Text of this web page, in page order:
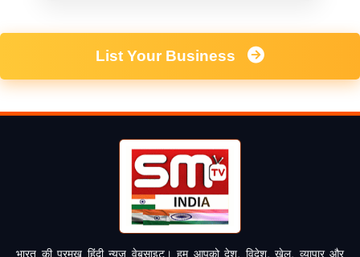
List Your Business
भारत की प्रमुख हिंदी न्यूज़ वेबसाइट। हम आपको देश, विदेश, खेल, व्यापार और